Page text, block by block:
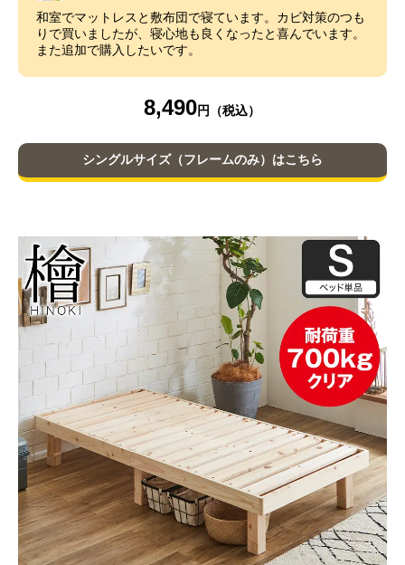
和室でマットレスと敷布団で寝ています。カビ対策のつも
りで買いましたが、寝心地も良くなったと喜んでいます。
また追加で購入したいです。
8,490
シングルサイズ（フレームのみ）はこちら